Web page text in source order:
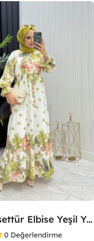
Lina Tesettür Elbise Yeşil Yeşil
0 Değerlendirme